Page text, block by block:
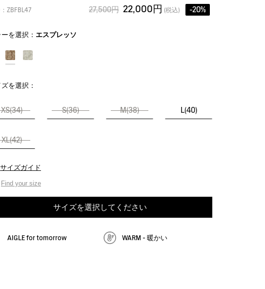
ZBFBL47 27,500円 22,000円 (税込) -20%
を選択： エスプレッソ
を選択：
XS(34) S(36) M(38) L(40)
XL(42)
サイズガイド
Find your size
サイズを選択してください
AIGLE for tomorrow WARM - 暖かい